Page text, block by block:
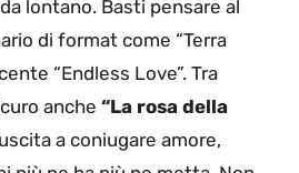
lontano. Basti pensare al
di format come “Terra
“Endless Love”. Tra
anche “La rosa della
a coniugare amore,